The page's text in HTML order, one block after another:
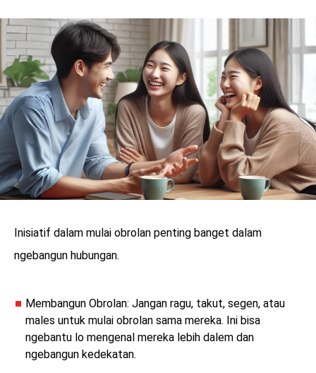
Inisiatif dalam mulai obrolan penting banget dalam
ngebangun hubungan.
Membangun Obrolan: Jangan ragu, takut, segen, atau
males untuk mulai obrolan sama mereka. Ini bisa
ngebantu lo mengenal mereka lebih dalem dan
ngebangun kedekatan.